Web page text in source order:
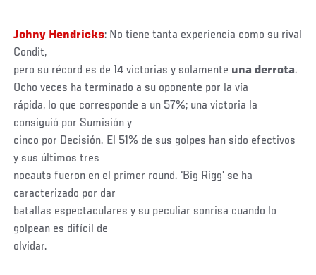
Johny Hendricks: No tiene tanta experiencia como su rival
Condit,
pero su récord es de 14 victorias y solamente una derrota.
Ocho veces ha terminado a su oponente por la vía
rápida, lo que corresponde a un 57%; una victoria la
consiguió por Sumisión y
cinco por Decisión. El 51% de sus golpes han sido efectivos
y sus últimos tres
nocauts fueron en el primer round. ‘Big Rigg’ se ha
caracterizado por dar
batallas espectaculares y su peculiar sonrisa cuando lo
golpean es difícil de
olvidar.